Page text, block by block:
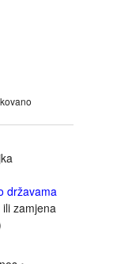
državama
zamjena